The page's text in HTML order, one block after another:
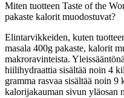
Miten tuotteen Taste of the
pakaste kalorit muodostuvat?
Elintarvikkeiden, kuten
masala 400g pakaste, kalorit
makroravinteista.
hiilihydraattia sisältää noin 4
gramma rasvaa sisältää noin
kalorijakauman sivun yläosan